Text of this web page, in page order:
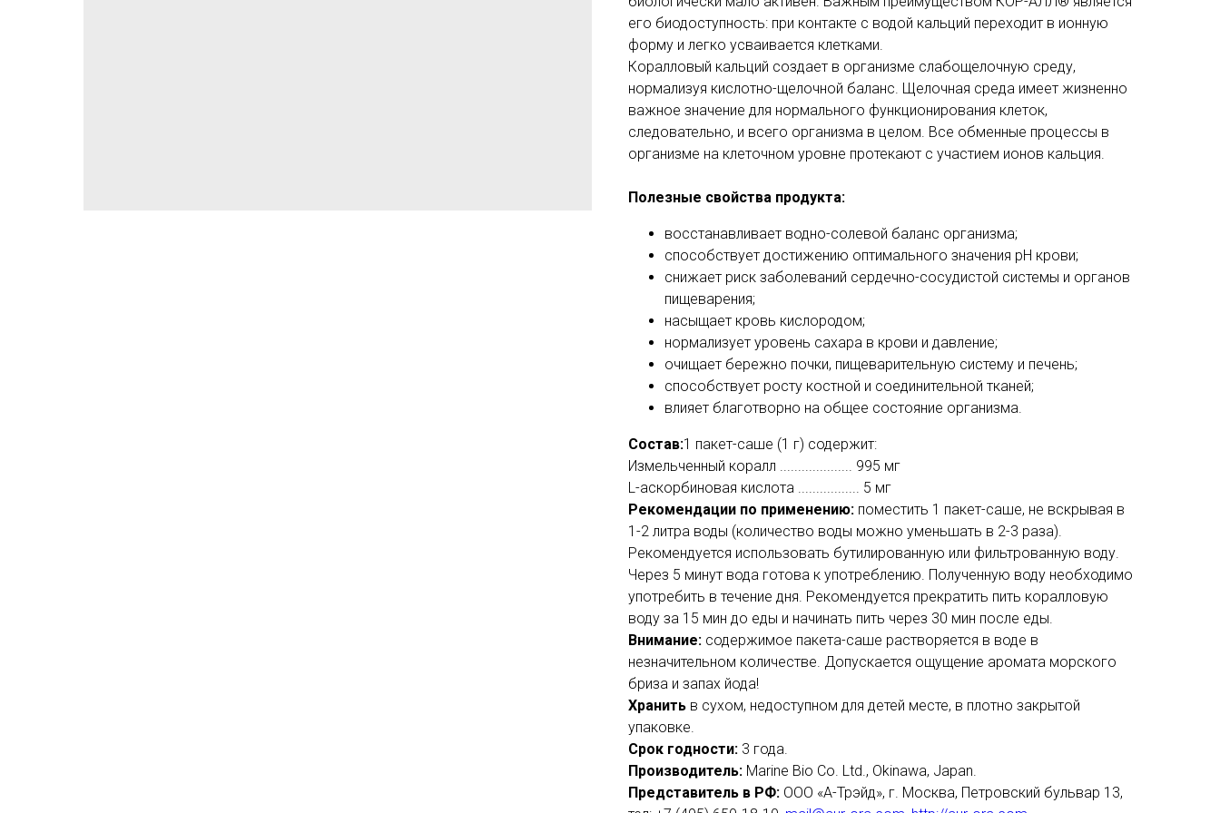
его биодоступность: при контакте с водой кальций переходит в ионную
форму и легко усваивается клетками.
Коралловый кальций создает в организме слабощелочную среду,
нормализуя кислотно-щелочной баланс. Щелочная среда имеет жизненно
важное значение для нормального функционирования клеток,
следовательно, и всего организма в целом. Все обменные процессы в
организме на клеточном уровне протекают с участием ионов кальция.
Полезные свойства продукта:
восстанавливает водно-солевой баланс организма;
способствует достижению оптимального значения pH крови;
снижает риск заболеваний сердечно-сосудистой системы и органов
пищеварения;
насыщает кровь кислородом;
нормализует уровень сахара в крови и давление;
очищает бережно почки, пищеварительную систему и печень;
способствует росту костной и соединительной тканей;
влияет благотворно на общее состояние организма.
Состав:1 пакет-саше (1 г) содержит:
Измельченный коралл .................... 995 мг
L-аскорбиновая кислота ................. 5 мг
Рекомендации по применению: поместить 1 пакет-саше, не вскрывая в
1-2 литра воды (количество воды можно уменьшать в 2-3 раза).
Рекомендуется использовать бутилированную или фильтрованную воду.
Через 5 минут вода готова к употреблению. Полученную воду необходимо
употребить в течение дня. Рекомендуется прекратить пить коралловую
воду за 15 мин до еды и начинать пить через 30 мин после еды.
Внимание: cодержимое пакета-саше растворяется в воде в
незначительном количестве. Допускается ощущение аромата морского
бриза и запах йода!
Хранить в сухом, недоступном для детей месте, в плотно закрытой
упаковке.
Срок годности: 3 года.
Производитель: Marine Bio Co. Ltd., Okinawa, Japan.
Представитель в РФ: ООО «А-Трэйд», г. Москва, Петровский бульвар 13,